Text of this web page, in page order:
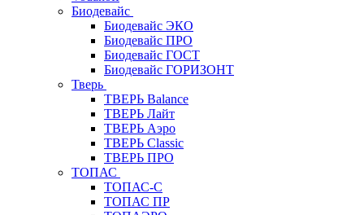
Биодевайс
Биодевайс ЭКО
Биодевайс ПРО
Биодевайс ГОСТ
Биодевайс ГОРИЗОНТ
Тверь
ТВЕРЬ Balance
ТВЕРЬ Лайт
ТВЕРЬ Аэро
ТВЕРЬ Classic
ТВЕРЬ ПРО
ТОПАС
ТОПАС-С
ТОПАС ПР